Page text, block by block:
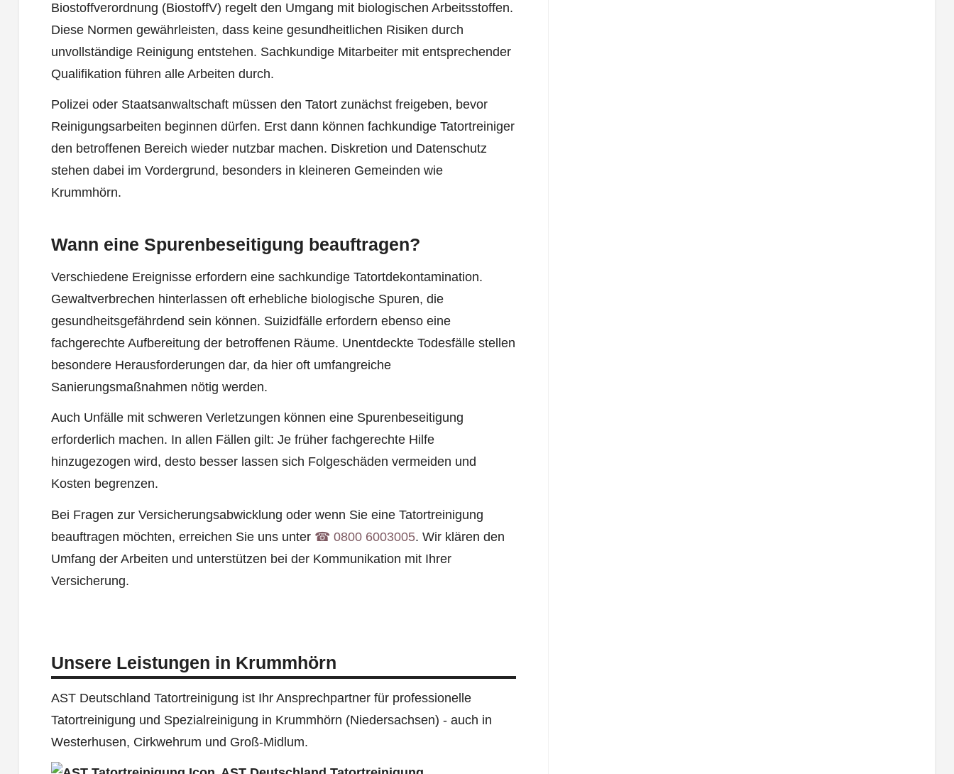
Biostoffverordnung (BiostoffV) regelt den Umgang mit biologischen Arbeitsstoffen.
Diese Normen gewährleisten, dass keine gesundheitlichen Risiken durch
unvollständige Reinigung entstehen. Sachkundige Mitarbeiter mit entsprechender
Qualifikation führen alle Arbeiten durch.
Polizei oder Staatsanwaltschaft müssen den Tatort zunächst freigeben, bevor
Reinigungsarbeiten beginnen dürfen. Erst dann können fachkundige Tatortreiniger
den betroffenen Bereich wieder nutzbar machen. Diskretion und Datenschutz
stehen dabei im Vordergrund, besonders in kleineren Gemeinden wie
Krummhörn.
Wann eine Spurenbeseitigung beauftragen?
Verschiedene Ereignisse erfordern eine sachkundige Tatortdekontamination.
Gewaltverbrechen hinterlassen oft erhebliche biologische Spuren, die
gesundheitsgefährdend sein können. Suizidfälle erfordern ebenso eine
fachgerechte Aufbereitung der betroffenen Räume. Unentdeckte Todesfälle stellen
besondere Herausforderungen dar, da hier oft umfangreiche
Sanierungsmaßnahmen nötig werden.
Auch Unfälle mit schweren Verletzungen können eine Spurenbeseitigung
erforderlich machen. In allen Fällen gilt: Je früher fachgerechte Hilfe
hinzugezogen wird, desto besser lassen sich Folgeschäden vermeiden und
Kosten begrenzen.
Bei Fragen zur Versicherungsabwicklung oder wenn Sie eine Tatortreinigung
beauftragen möchten, erreichen Sie uns unter ☎︎ 0800 6003005. Wir klären den
Umfang der Arbeiten und unterstützen bei der Kommunikation mit Ihrer
Versicherung.
Unsere Leistungen in Krummhörn
AST Deutschland Tatortreinigung ist Ihr Ansprechpartner für professionelle
Tatortreinigung und Spezialreinigung in Krummhörn (Niedersachsen) - auch in
Westerhusen, Cirkwehrum und Groß-Midlum.